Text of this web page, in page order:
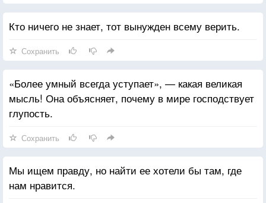
Кто ничего не знает, тот вынужден всему верить.
Сохранить
«Более умный всегда уступает», — какая великая
мысль! Она объясняет, почему в мире господствует
глупость.
Сохранить
Мы ищем правду, но найти ее хотели бы там, где
нам нравится.